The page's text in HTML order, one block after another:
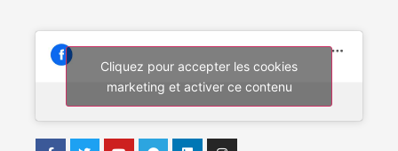
Cliquez pour accepter les cookies
marketing et activer ce contenu